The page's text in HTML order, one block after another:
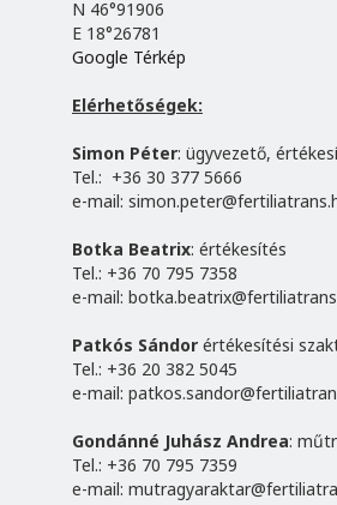
N 46°91906
E 18°26781
Google Térkép
Elérhetőségek:
Simon Péter: ügyvezető,
Tel.: +36 30 377 5666
e-mail:
Botka Beatrix: értékesítés
Tel.: +36 70 795 7358
e-mail:
Patkós Sándor értékesítési
Tel.: +36 20 382 5045
e-mail:
Gondánné Juhász Andrea:
Tel.: +36 70 795 7359
e-mail: